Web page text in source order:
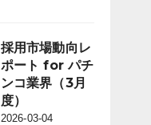
IP
Strategy
採用市場動向レ
ポート for パチ
ンコ業界（3月
度）
2026-03-04